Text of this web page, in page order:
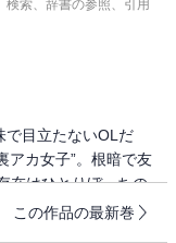
索、辞書の参照、引用
目立たないOLだ
アカ女子”。根暗で友
在はひとりぼっちの
、四葉はうっかり会
この作品の最新巻